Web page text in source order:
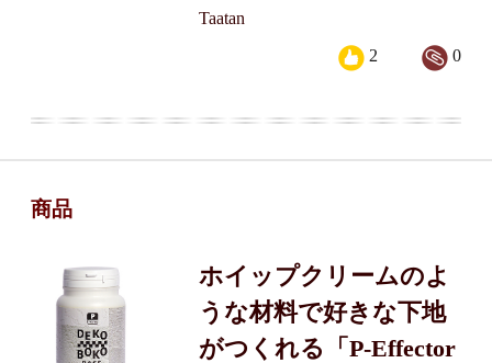
Taatan
0
2
商品
ホイップクリームのよ
うな材料で好きな下地
がつくれる「P-Effector